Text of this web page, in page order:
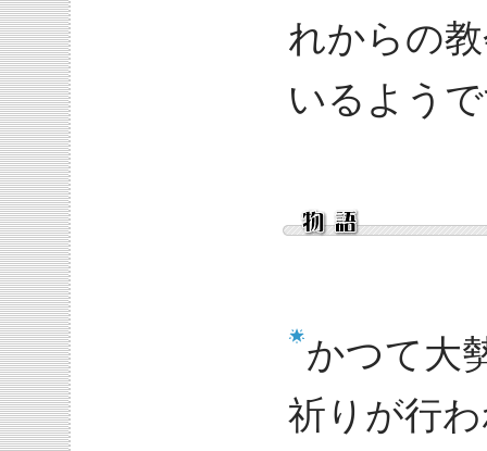
れからの
いるよう
かつて大
祈りが行